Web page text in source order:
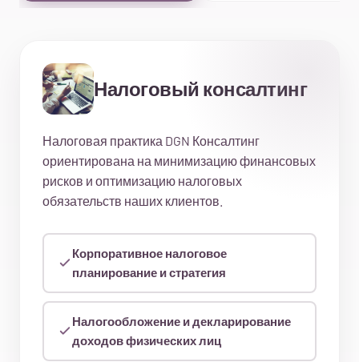
Налоговый консалтинг
Налоговая практика DGN Консалтинг
ориентирована на минимизацию финансовых
рисков и оптимизацию налоговых
обязательств наших клиентов.
Корпоративное налоговое
планирование и стратегия
Налогообложение и декларирование
доходов физических лиц